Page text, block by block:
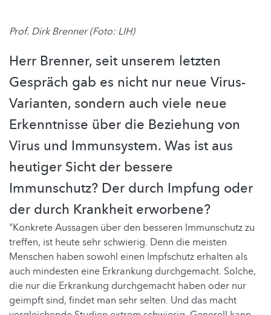
Prof. Dirk Brenner (Foto: LIH)
Herr Brenner, seit unserem letzten
Gespräch gab es nicht nur neue Virus-
Varianten, sondern auch viele neue
Erkenntnisse über die Beziehung von
Virus und Immunsystem. Was ist aus
heutiger Sicht der bessere
Immunschutz? Der durch Impfung oder
der durch Krankheit erworbene?
"Konkrete Aussagen über den besseren Immunschutz zu
treffen, ist heute sehr schwierig. Denn die meisten
Menschen haben sowohl einen Impfschutz erhalten als
auch mindesten eine Erkrankung durchgemacht. Solche,
die nur die Erkrankung durchgemacht haben oder nur
geimpft sind, findet man sehr selten. Und das macht